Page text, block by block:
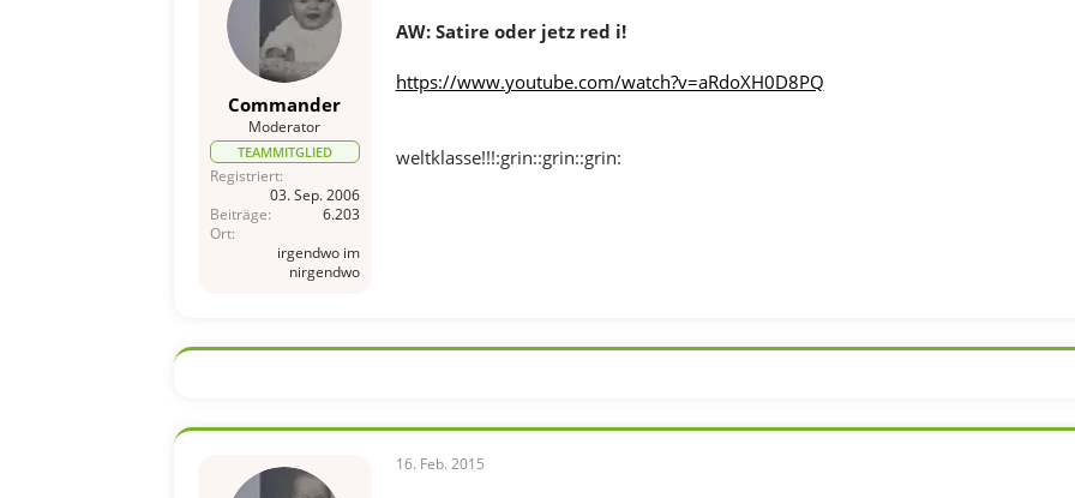
a
m
Commander
Moderator
TEAMMITGLIED
Registriert
03. Sep. 2006
Beiträge
6.203
Ort
irgendwo im
nirgendwo
AW: Satire oder jetz red i!
https://www.youtube.com/watch?v=aRdoXH0D8PQ
weltklasse!!!:grin::grin::grin:
16. Feb. 2015